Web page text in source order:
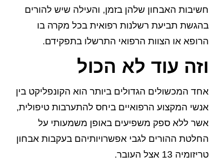
חשיבות האבחון שלהן בזמן, והעילה שיש להורים
בהגשת תביעת רשלנות רפואית בכל מקרה בו
הרופא או הצוות הרפואי התרשלו בתפקידם.
וזה עוד לא הכול
אחד המכשולים הגדולים ביותר הוא הקונפליקט בין
אנשי המקצוע הרפואיים ביחס להתערבות טיפולית,
אשר ללא ספק משפיעים באופן משמעותי על
החלטת ההורים לגבי אפשרויותיהם בעקבות אבחון
טריזומיה 13 אצל העובר.